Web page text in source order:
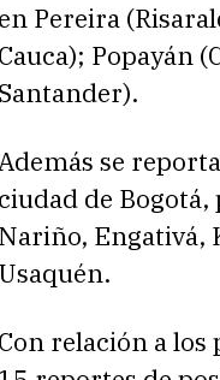
en Pereira
Cauca); Popayán
Santander).
se
ciudad de
Nariño, Engativá,
Usaquén.
Con relación a